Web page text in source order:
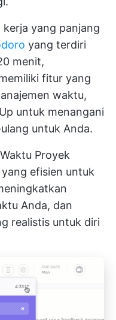
yang panjang
yang terdiri
menit,
fitur yang
waktu,
untuk menangani
untuk Anda.
Proyek
efisien untuk
Anda, dan
realistis untuk diri